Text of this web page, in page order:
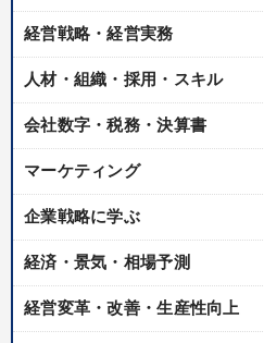
経営戦略・経営実務
人材・組織・採用・スキル
会社数字・税務・決算書
マーケティング
企業戦略に学ぶ
経済・景気・相場予測
経営変革・改善・生産性向上